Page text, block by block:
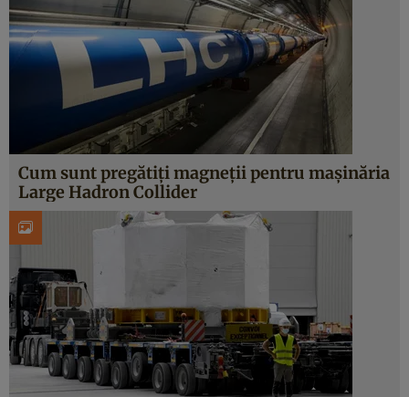
Cum sunt pregătiți magneții pentru mașinăria
Large Hadron Collider